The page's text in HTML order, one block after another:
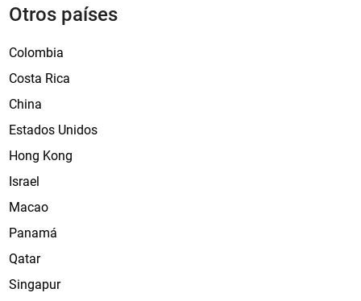
Otros países
Colombia
Costa Rica
China
Estados Unidos
Hong Kong
Israel
Macao
Panamá
Qatar
Singapur